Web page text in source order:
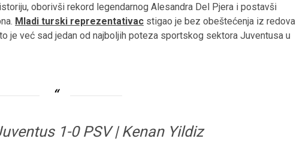
oborivši rekord legendarnog Alesandra Del Pjera i postavši
Mladi turski reprezentativac stigao je bez obeštećenja iz redova
je već sad jedan od najboljih poteza sportskog sektora Juventusa u
1-0 PSV | Kenan Yildiz